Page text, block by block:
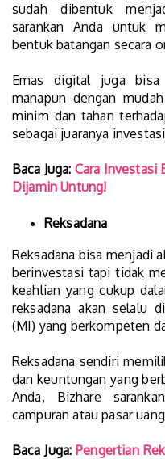
sudah dibentuk
sarankan Anda untuk
bentuk batangan secara
Emas digital juga
manapun dengan
minim dan tahan
sebagai juaranya
Baca Juga: Cara Investasi
Dijamin Untung!
Reksadana
Reksadana bisa menjadi
berinvestasi tapi tidak
keahlian yang cukup
reksadana akan selalu
(MI) yang berkompeten
Reksadana sendiri
dan keuntungan yang
Anda, Bizhare
campuran atau pasar
Baca Juga: Pengertian